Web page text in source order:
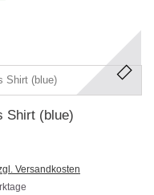
Shirt (blue)
Versandkosten